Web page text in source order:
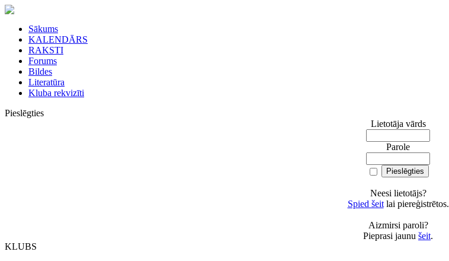
Sākums
KALENDĀRS
RAKSTI
Forums
Bildes
Literatūra
Kluba rekvizīti
Pieslēgties
Lietotāja vārds
Parole
Neesi lietotājs?
Spied šeitlai piereģistrētos.
Aizmirsi paroli?
Pieprasi jaunu šeit.
KLUBS